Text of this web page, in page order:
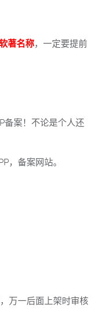
著名称，一定要提前
备案！不论是个人还
，备案网站。
万一后面上架时审核